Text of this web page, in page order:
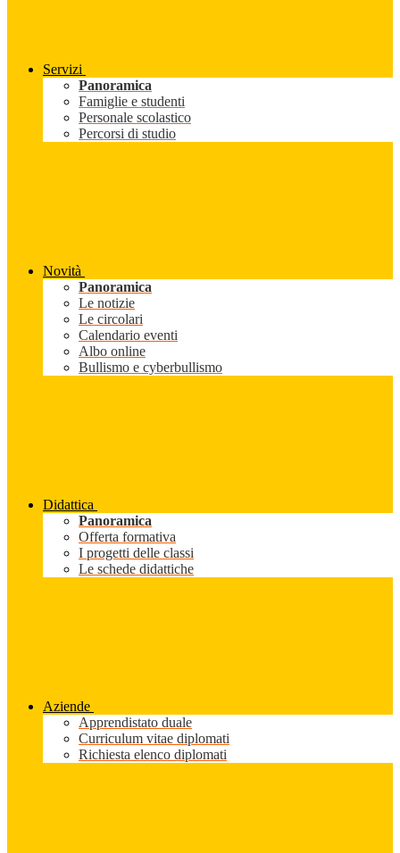
Servizi
Panoramica
Famiglie e studenti
Personale scolastico
Percorsi di studio
Novità
Panoramica
Le notizie
Le circolari
Calendario eventi
Albo online
Bullismo e cyberbullismo
Didattica
Panoramica
Offerta formativa
I progetti delle classi
Le schede didattiche
Aziende
Apprendistato duale
Curriculum vitae diplomati
Richiesta elenco diplomati